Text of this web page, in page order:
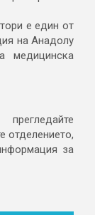
е един от
на Анадолу
медицинска
отделението,
за